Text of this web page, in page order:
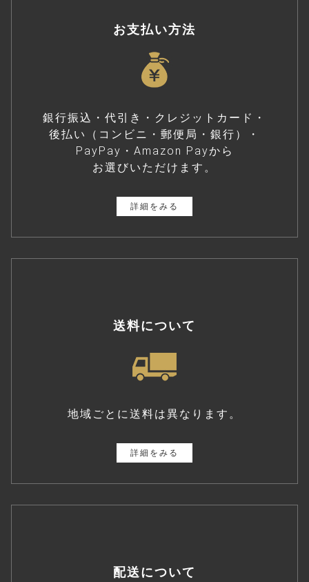
お支払い方法
銀行振込・代引き・クレジットカード・
後払い（コンビニ・郵便局・銀行）・
PayPay・Amazon Payから
お選びいただけます。
詳細をみる
送料について
地域ごとに送料は異なります。
詳細をみる
配送について